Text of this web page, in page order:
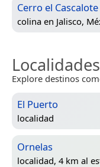
Cerro el Cascalote
colina en Jalisco,
Explore destinos
El Puerto
localidad
Ornelas
localidad, 4 km al